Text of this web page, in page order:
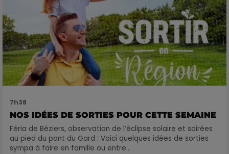
7h38
NOS IDÉES DE SORTIES POUR CETTE SEMAINE
Féria de Béziers, observation de l’éclipse solaire et soirées
au pied du pont du Gard : Voici quelques idées de sorties
sympa à faire en famille ou entre...